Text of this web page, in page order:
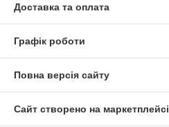
Доставка та оплата
Графік роботи
Повна версія сайту
Сайт створено на маркетплейсі